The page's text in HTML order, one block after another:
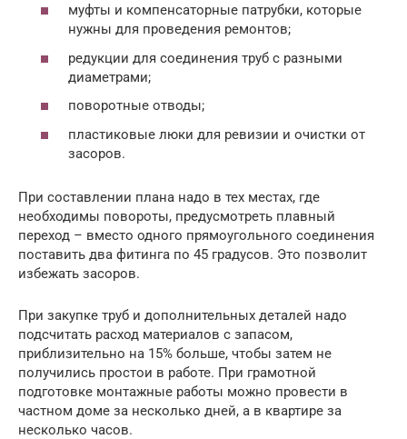
муфты и компенсаторные патрубки, которые
нужны для проведения ремонтов;
редукции для соединения труб с разными
диаметрами;
поворотные отводы;
пластиковые люки для ревизии и очистки от
засоров.
При составлении плана надо в тех местах, где
необходимы повороты, предусмотреть плавный
переход – вместо одного прямоугольного соединения
поставить два фитинга по 45 градусов. Это позволит
избежать засоров.
При закупке труб и дополнительных деталей надо
подсчитать расход материалов с запасом,
приблизительно на 15% больше, чтобы затем не
получились простои в работе. При грамотной
подготовке монтажные работы можно провести в
частном доме за несколько дней, а в квартире за
несколько часов.